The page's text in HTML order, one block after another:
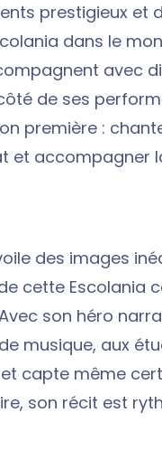
prestigieux et
dans le
avec
de ses
première :
et accompagner
des images
cette Escolania
son héro
musique, aux
capte même
son récit est